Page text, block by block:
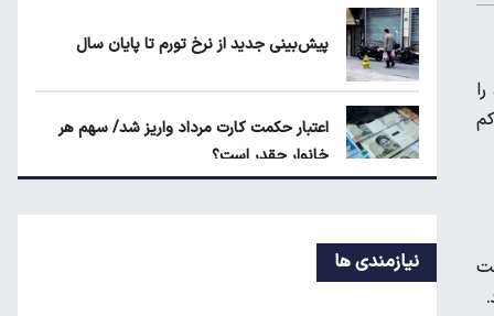
را
پرداخت
بازنشستگی
پیش‌بینی جدید از نرخ تورم تا پایان سال
اعتبار حکمت کارت مرداد واریز شد/ سهم هر
خانوار چقدر است؟
نیازمندی ها